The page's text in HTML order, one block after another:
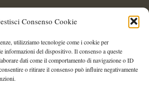
Consenso Cookie
utilizziamo tecnologie come i cookie per
informazioni del dispositivo. Il consenso a queste
dati come il comportamento di navigazione o ID
o ritirare il consenso può influire negativamente
Storie di Lame Leggendarie